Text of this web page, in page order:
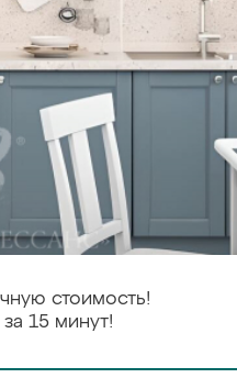
стоимость!
15 минут!